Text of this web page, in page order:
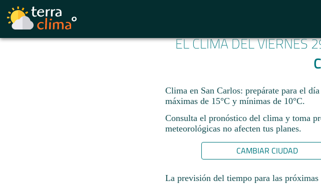
EL CLIMA DEL VIERNES
Clima en San Carlos: prepárate para el
máximas de 15°C y mínimas de 10°C.
Consulta el pronóstico del clima y toma
meteorológicas no afecten tus planes.​
CAMBIAR CIUDAD
La previsión del tiempo para las próximas